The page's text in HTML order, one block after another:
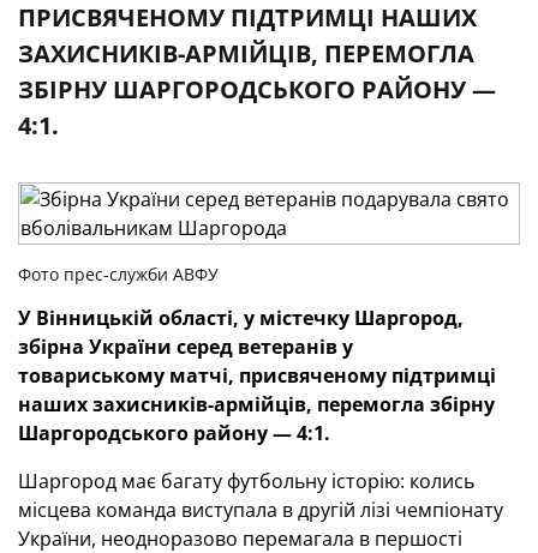
ПРИСВЯЧЕНОМУ ПІДТРИМЦІ НАШИХ
ЗАХИСНИКІВ-АРМІЙЦІВ, ПЕРЕМОГЛА
ЗБІРНУ ШАРГОРОДСЬКОГО РАЙОНУ —
4:1.
Фото прес-служби АВФУ
У Вінницькій області, у містечку Шаргород,
збірна України серед ветеранів у
товариському матчі, присвяченому підтримці
наших захисників-армійців, перемогла збірну
Шаргородського району — 4:1.
Шаргород має багату футбольну історію: колись
місцева команда виступала в другій лізі чемпіонату
України, неодноразово перемагала в першості